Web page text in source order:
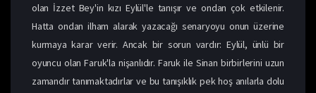
olan İzzet Bey'in kızı Eylül'le tanışır ve ondan çok etkilenir.
Hatta ondan ilham alarak yazacağı senaryoyu onun üzerine
kurmaya karar verir. Ancak bir sorun vardır: Eylül, ünlü bir
oyuncu olan Faruk'la nişanlıdır. Faruk ile Sinan birbirlerini uzun
zamandır tanımaktadırlar ve bu tanışıklık pek hoş anılarla dolu